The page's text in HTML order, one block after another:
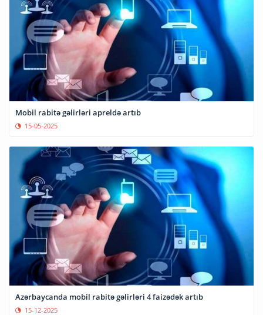
Mobil rabitə gəlirləri apreldə artıb
15-05-2025
Azərbaycanda mobil rabitə gəlirləri 4 faizədək artıb
15-12-2025